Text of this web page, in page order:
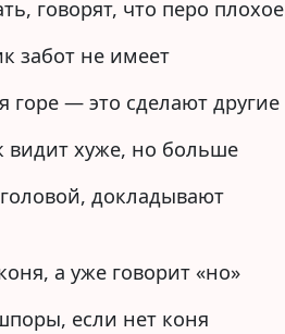
говорят, что перо плохое
забот не имеет
горе — это сделают другие
видит хуже, но больше
докладывают
а уже говорит «но»
если нет коня